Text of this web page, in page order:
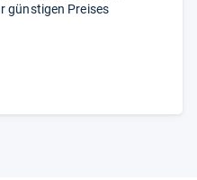
günstigen Preises